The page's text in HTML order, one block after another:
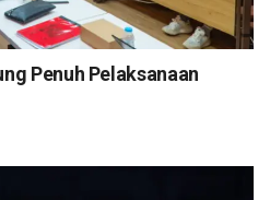
Penuh Pelaksanaan